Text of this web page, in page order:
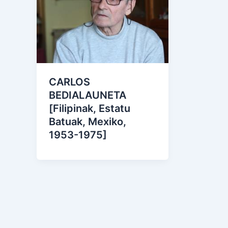
CARLOS
BEDIALAUNETA
[Filipinak, Estatu
Batuak, Mexiko,
1953-1975]